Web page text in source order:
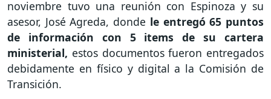
noviembre tuvo una reunión con Espinoza y su
asesor, José Agreda, donde le entregó 65 puntos
de información con 5 items de su cartera
ministerial, estos documentos fueron entregados
debidamente en físico y digital a la Comisión de
Transición.